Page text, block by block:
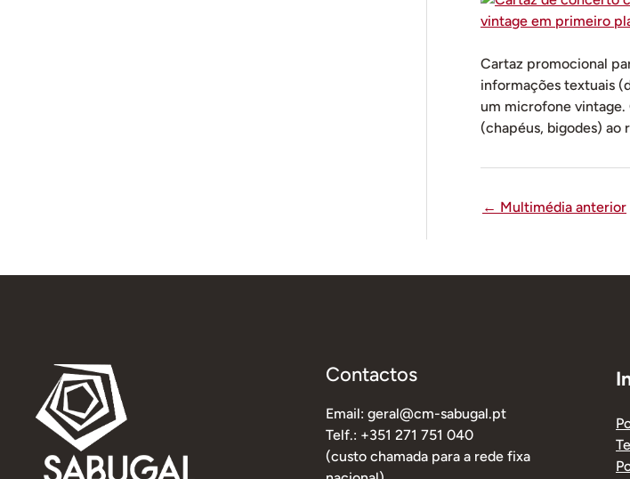
Cartaz promocional
informações textuais
um microfone vintage.
(chapéus, bigodes) ao
← Multimédia anterior
Contactos
Email: geral@cm-sabugal.pt
Telf.: +351 271 751 040
(custo chamada para a rede fixa